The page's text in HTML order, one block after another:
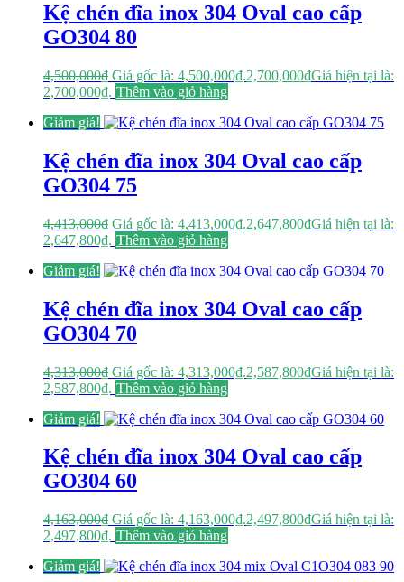
Kệ chén đĩa inox 304 Oval cao cấp
GO304 80
4,500,000₫ Giá gốc là: 4,500,000₫.2,700,000₫Giá hiện tại là:
2,700,000₫. Thêm vào giỏ hàng
Giảm giá!
Kệ chén đĩa inox 304 Oval cao cấp
GO304 75
4,413,000₫ Giá gốc là: 4,413,000₫.2,647,800₫Giá hiện tại là:
2,647,800₫. Thêm vào giỏ hàng
Giảm giá!
Kệ chén đĩa inox 304 Oval cao cấp
GO304 70
4,313,000₫ Giá gốc là: 4,313,000₫.2,587,800₫Giá hiện tại là:
2,587,800₫. Thêm vào giỏ hàng
Giảm giá!
Kệ chén đĩa inox 304 Oval cao cấp
GO304 60
4,163,000₫ Giá gốc là: 4,163,000₫.2,497,800₫Giá hiện tại là:
2,497,800₫. Thêm vào giỏ hàng
Giảm giá!